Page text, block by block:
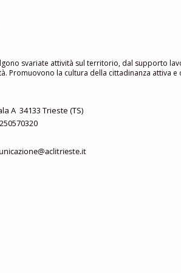
svariate attività sul territorio, dal supporto
Promuovono la cultura della cittadinanza attiva e
A 34133 Trieste (TS)